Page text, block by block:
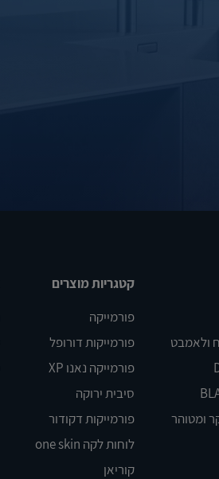
ולאמבט
ומטוהר
קטגריות מוצרים
פורמייקה
פורמייקות דורופל
פורמייקה נאנו XP
סיבית ירוקה
פורמייקות דקודור
לוחות לקה one skin
קוריאן